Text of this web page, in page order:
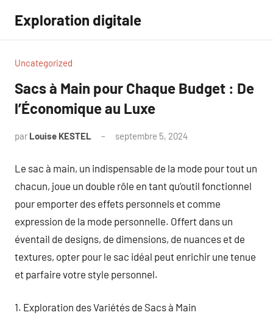
contenu
Exploration digitale
Uncategorized
Sacs à Main pour Chaque Budget : De
l’Économique au Luxe
par Louise KESTEL septembre 5, 2024
Le sac à main, un indispensable de la mode pour tout un
chacun, joue un double rôle en tant qu’outil fonctionnel
pour emporter des effets personnels et comme
expression de la mode personnelle. Offert dans un
éventail de designs, de dimensions, de nuances et de
textures, opter pour le sac idéal peut enrichir une tenue
et parfaire votre style personnel.
1. Exploration des Variétés de Sacs à Main